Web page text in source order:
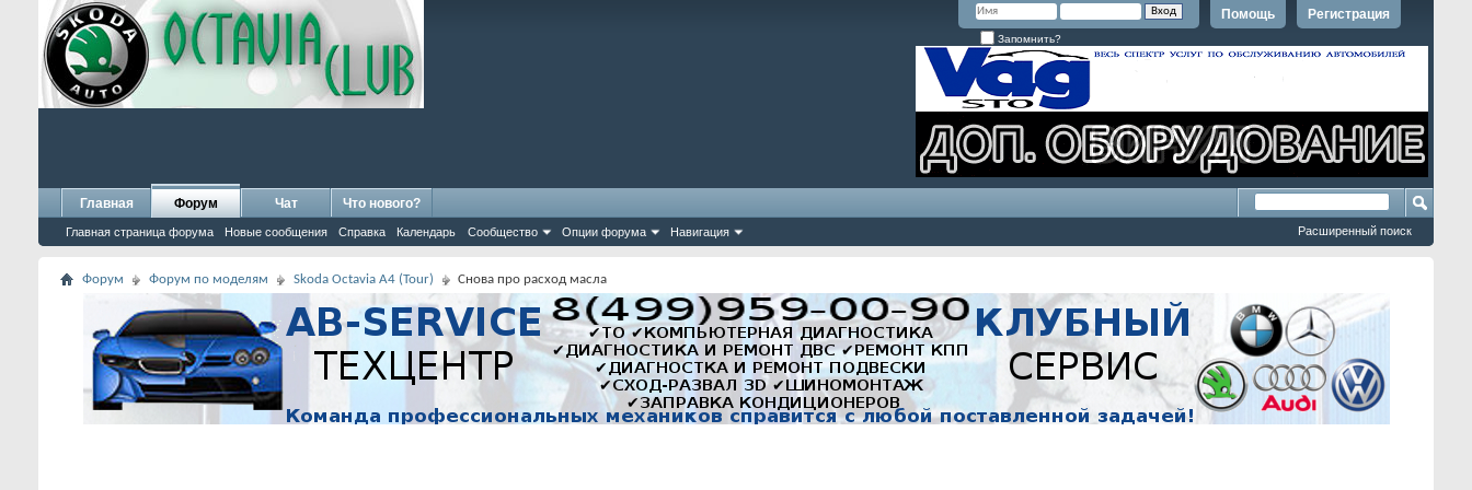
Регистрация
Помощь
Запомнить?
Главная Форум
Главная страница форума Новые сообщения Справка Календарь Сообщество Опции форума Навигация
Чат Что нового?
Расширенный поиск
Форум Форум по моделям Skoda Octavia A4 (Tour) Снова про расход масла